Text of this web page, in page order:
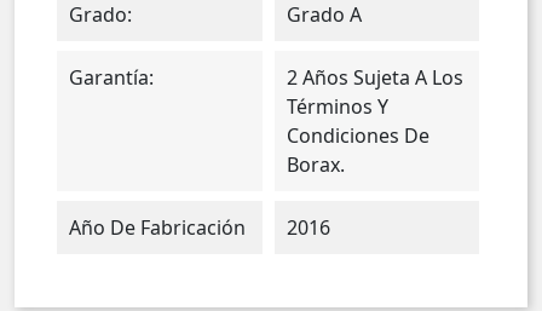
Grado: Grado A
Garantía:
2 Años Sujeta A Los
Términos Y
Condiciones De
Borax.
Año De Fabricación 2016